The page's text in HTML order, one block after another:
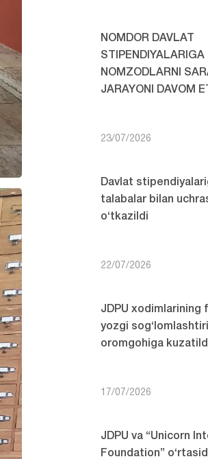
NOMDOR DAVLAT
STIPENDIYALARIGA
NOMZODLARNI
JARAYONI DAVOM
23/07/2026
Davlat
talabalar bilan
o‘tkazildi
22/07/2026
JDPU xodimlarining
yozgi
oromgohiga kuzatildi
17/07/2026
JDPU va “Unicorn
Foundation”